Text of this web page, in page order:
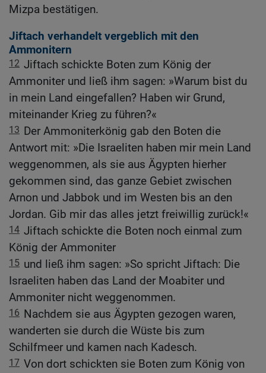
Mizpa bestätigen.
Jiftach verhandelt vergeblich mit den
Ammonitern
12 Jiftach schickte Boten zum König der
Ammoniter und ließ ihm sagen: »Warum bist du
in mein Land eingefallen? Haben wir Grund,
miteinander Krieg zu führen?«
13 Der Ammoniterkönig gab den Boten die
Antwort mit: »Die Israeliten haben mir mein Land
weggenommen, als sie aus Ägypten hierher
gekommen sind, das ganze Gebiet zwischen
Arnon und Jabbok und im Westen bis an den
Jordan. Gib mir das alles jetzt freiwillig zurück!«
14 Jiftach schickte die Boten noch einmal zum
König der Ammoniter
15 und ließ ihm sagen: »So spricht Jiftach: Die
Israeliten haben das Land der Moabiter und
Ammoniter nicht weggenommen.
16 Nachdem sie aus Ägypten gezogen waren,
wanderten sie durch die Wüste bis zum
Schilfmeer und kamen nach Kadesch.
17 Von dort schickten sie Boten zum König von